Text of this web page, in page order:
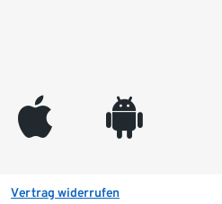
appleinc android
Vertrag widerrufen